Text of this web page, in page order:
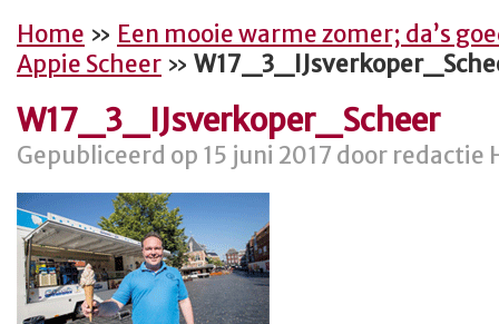
Home » Een mooie warme zomer; da’s
Appie Scheer »
W17_3_IJsverkoper_Scheer
Gepubliceerd op 15 juni 2017 door redactie